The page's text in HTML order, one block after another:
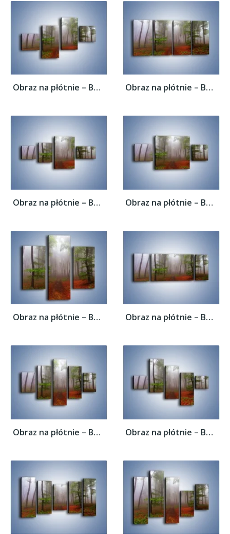
Obraz na płótnie – Budzący się lasek –... Obraz na płótnie – Budzący się lasek –...
Obraz na płótnie – Budzący się lasek –... Obraz na płótnie – Budzący się lasek –...
Obraz na płótnie – Budzący się lasek –... Obraz na płótnie – Budzący się lasek –...
Obraz na płótnie – Budzący się lasek –... Obraz na płótnie – Budzący się lasek –...